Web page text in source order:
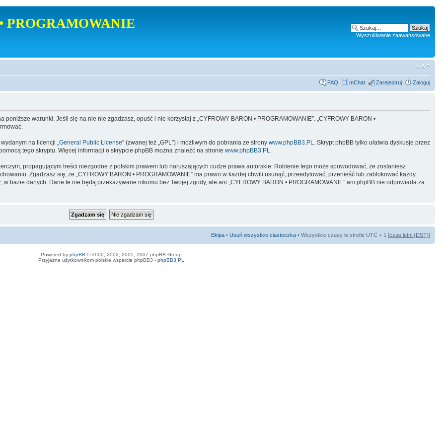
PROGRAMOWANIE
Wyszukiwanie zaawansowane
FAQ mChat Zarejestruj Zaloguj
poniższe warunki. Jeśli się na nie nie zgadzasz, opuść i nie korzystaj z „CYFROWY BARON • PROGRAMOWANIE”. „CYFROWY BARON •
wydanym na licencji „General Public License” (zwanej też „GPL”) i możliwym do pobrania ze strony www.phpBB3.PL. Skrypt phpBB tylko ułatwia dyskusje przez
tego skryptu. Więcej informacji o skrypcie phpBB można znaleźć na stronie www.phpBB3.PL.
propagującym treści niezgodne z polskim prawem lub naruszających cudze prawa autorskie. Robienie tego może spowodować, że zostaniesz
Zgadzasz się, że „CYFROWY BARON • PROGRAMOWANIE” ma prawo w każdej chwili usunąć, przeedytować, przenieść lub zablokować każdy
bazie danych. Dane te nie będą przekazywane nikomu bez Twojej zgody, ale ani „CYFROWY BARON • PROGRAMOWANIE” ani phpBB nie odpowiada za
Ekipa • Usuń wszystkie ciasteczka • Wszystkie czasy w strefie UTC + 1 [czas letni (DST)]
Powered by phpBB © 2000, 2002, 2005, 2007 phpBB Group
Przyjazne użytkownikom polskie wsparcie phpBB3 - phpBB3.PL